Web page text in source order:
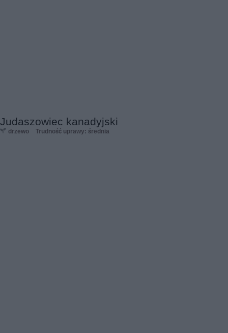
Judaszowiec kanadyjski
drzewo Trudność uprawy: średnia